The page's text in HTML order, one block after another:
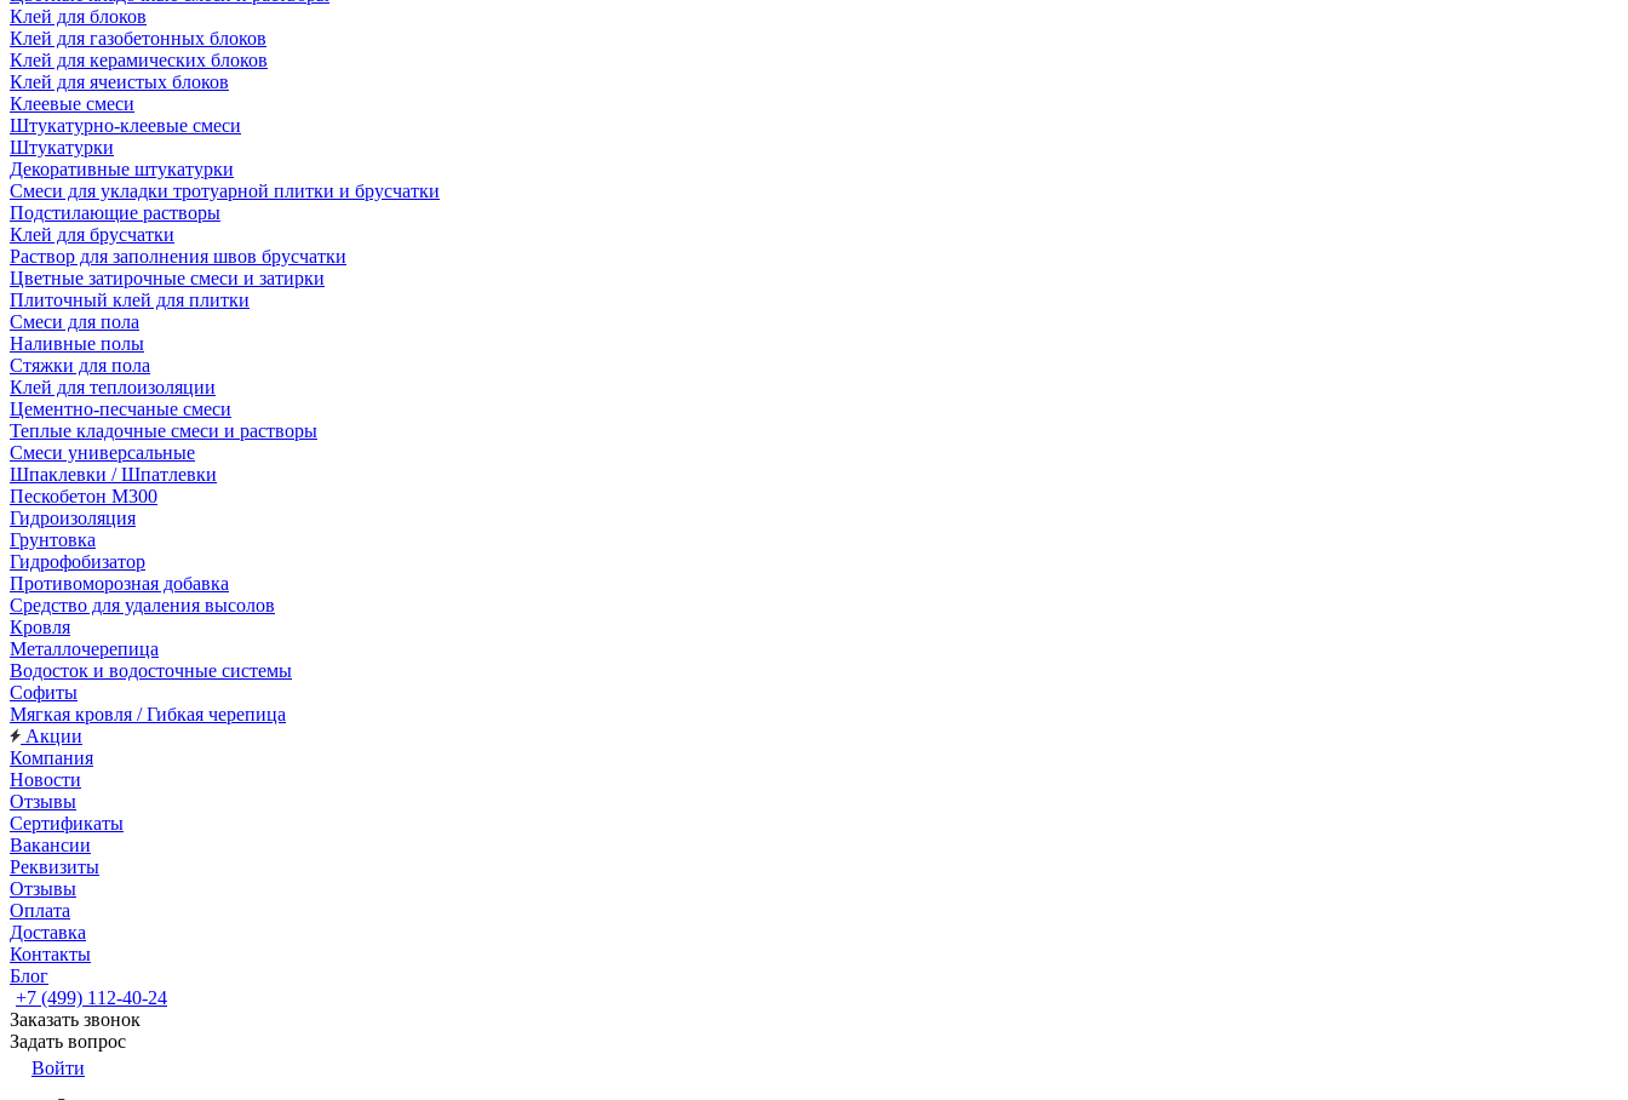
Клей для блоков
Клей для газобетонных блоков
Клей для керамических блоков
Клей для ячеистых блоков
Клеевые смеси
Штукатурно-клеевые смеси
Штукатурки
Декоративные штукатурки
Смеси для укладки тротуарной плитки и брусчатки
Подстилающие растворы
Клей для брусчатки
Раствор для заполнения швов брусчатки
Цветные затирочные смеси и затирки
Плиточный клей для плитки
Смеси для пола
Наливные полы
Стяжки для пола
Клей для теплоизоляции
Цементно-песчаные смеси
Теплые кладочные смеси и растворы
Смеси универсальные
Шпаклевки / Шпатлевки
Пескобетон М300
Гидроизоляция
Грунтовка
Гидрофобизатор
Противоморозная добавка
Средство для удаления высолов
Кровля
Металлочерепица
Водосток и водосточные системы
Софиты
Мягкая кровля / Гибкая черепица
Акции
Компания
Новости
Отзывы
Сертификаты
Вакансии
Реквизиты
Отзывы
Оплата
Доставка
Контакты
Блог
+7 (499) 112-40-24
Заказать звонок
Задать вопрос
Войти